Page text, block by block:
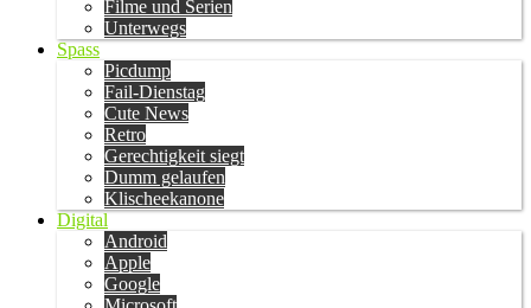
Filme und Serien
Unterwegs
Spass
Picdump
Fail-Dienstag
Cute News
Retro
Gerechtigkeit siegt
Dumm gelaufen
Klischeekanone
Digital
Android
Apple
Google